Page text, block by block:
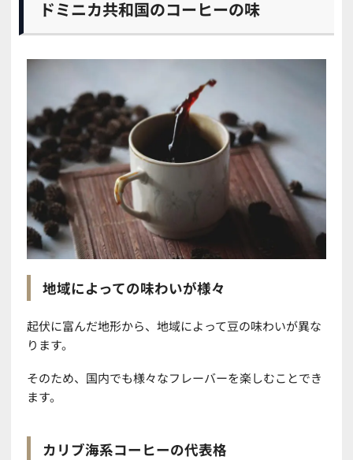
ドミニカ共和国のコーヒーの味
地域によっての味わいが様々
起伏に富んだ地形から、地域によって豆の味わいが異な
ります。
そのため、国内でも様々なフレーバーを楽しむことでき
ます。
カリブ海系コーヒーの代表格